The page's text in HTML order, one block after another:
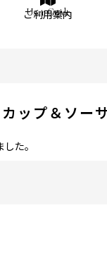
ご利用案内
カップ＆ソー
た。